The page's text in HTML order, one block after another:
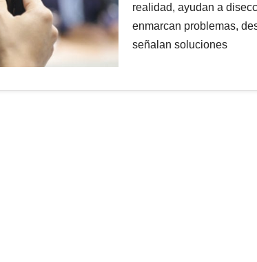
realidad, ayudan a
enmarcan problemas,
señalan soluciones